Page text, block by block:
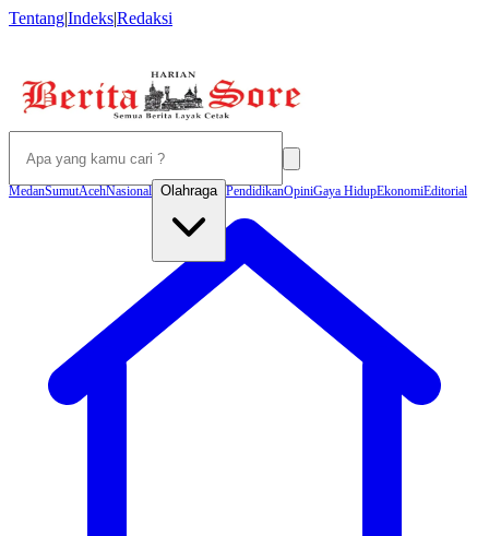
Tentang|Indeks|Redaksi
MedanSumutAcehNasional Olahraga PendidikanOpiniGaya HidupEkonomiEditorial